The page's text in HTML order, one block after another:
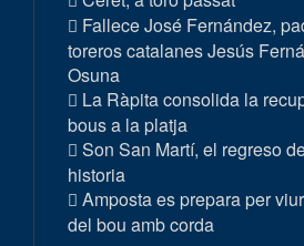
Fallece José Fernández,
toreros catalanes Jesús
Osuna
La Ràpita consolida la
bous a la platja
Son San Martí, el regreso
historia
Amposta es prepara per
del bou amb corda